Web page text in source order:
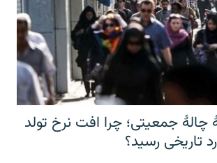
چالهٔ جمعیتی؛ چرا افت نرخ تولد
تاریخی رسید؟